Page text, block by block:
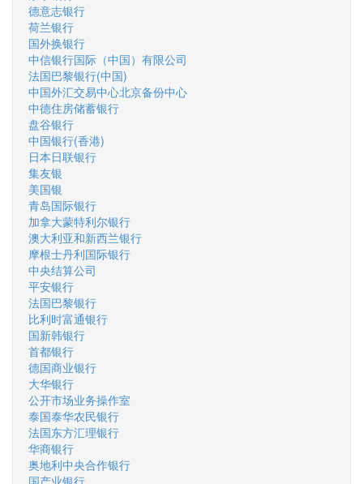
德意志银行
荷兰银行
国外换银行
中信银行国际（中国）有限公司
法国巴黎银行(中国)
中国外汇交易中心北京备份中心
中德住房储蓄银行
盘谷银行
中国银行(香港)
日本日联银行
集友银
美国银
青岛国际银行
加拿大蒙特利尔银行
澳大利亚和新西兰银行
摩根士丹利国际银行
中央结算公司
平安银行
法国巴黎银行
比利时富通银行
国新韩银行
首都银行
德国商业银行
大华银行
公开市场业务操作室
泰国泰华农民银行
法国东方汇理银行
华商银行
奥地利中央合作银行
国产业银行